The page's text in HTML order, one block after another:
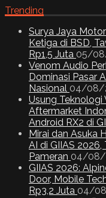
Trending
Surya Jaya
Ketiga di BSD,
Rp1,5 Juta 05/
Venom Audio
Dominasi Pasar
Nasional 04/08/
Usung Teknologi
Aftermarket
Android RX2 di
Mirai dan Asuka
AI di GIIAS 2026,
Pameran 04/08/
GIIAS 2026:
Door, Mobile
Rp3,2 Juta 04/